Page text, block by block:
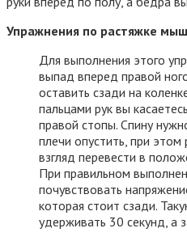
Упражнения по растяжке
Для выполнения этого
выпад вперед правой
оставить сзади на
пальцами рук вы
правой стопы. Спину
плечи опустить, при этом
взгляд перевести в
При правильном
почувствовать
которая стоит сзади.
удерживать 30 секунд, а